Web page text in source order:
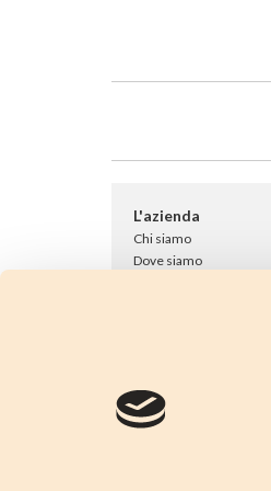
L'azienda
Chi siamo
Dove siamo